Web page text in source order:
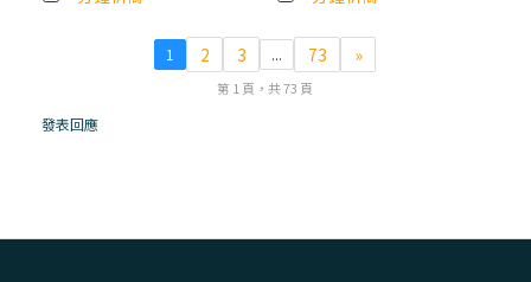
(5)黃敏正主教帶你做【將臨期避靜】—「福
1 2 3 ... 73 »
第 1 頁，共 73 頁
發表回應